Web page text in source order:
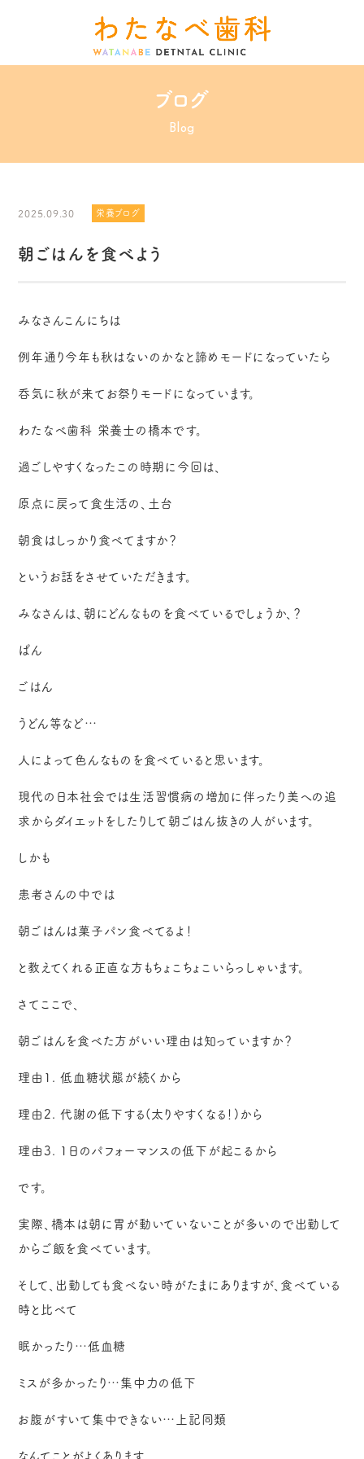
ブログ
Blog
2025.09.30 栄養ブログ
朝ごはんを食べよう
みなさんこんにちは
例年通り今年も秋はないのかなと諦めモードになっていたら
呑気に秋が来てお祭りモードになっています。
わたなべ歯科 栄養士の橋本です。
過ごしやすくなったこの時期に今回は、
原点に戻って食生活の、土台
朝食はしっかり食べてますか？
というお話をさせていただきます。
みなさんは、朝にどんなものを食べているでしょうか、？
ぱん
ごはん
うどん等など…
人によって色んなものを食べていると思います。
現代の日本社会では生活習慣病の増加に伴ったり美への追
求からダイエットをしたりして朝ごはん抜きの人がいます。
しかも
患者さんの中では
朝ごはんは菓子パン食べてるよ！
と教えてくれる正直な方もちょこちょこいらっしゃいます。
さてここで、
朝ごはんを食べた方がいい理由は知っていますか？
理由1. 低血糖状態が続くから
理由2. 代謝の低下する(太りやすくなる！)から
理由3. 1日のパフォーマンスの低下が起こるから
です。
実際、橋本は朝に胃が動いていないことが多いので出勤して
からご飯を食べています。
そして、出勤しても食べない時がたまにありますが、食べている
時と比べて
眠かったり…低血糖
ミスが多かったり…集中力の低下
お腹がすいて集中できない…上記同類
なんてことがよくあります。